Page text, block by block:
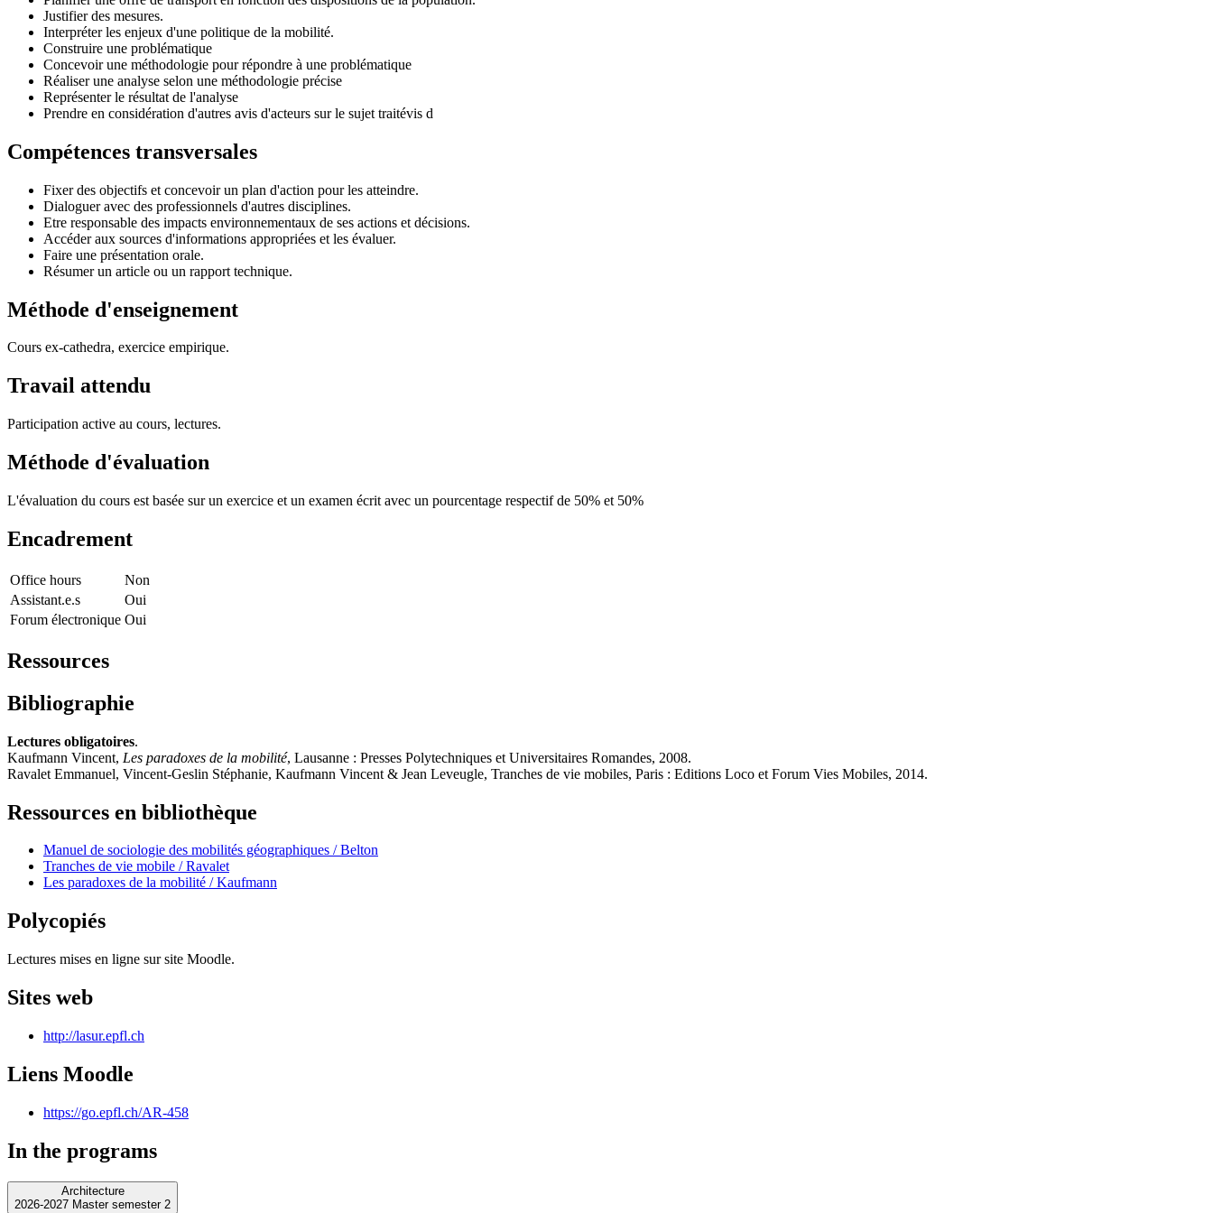
Justifier des mesures.
Interpréter les enjeux d'une politique de la mobilité.
Construire une problématique
Concevoir une méthodologie pour répondre à une problématique
Réaliser une analyse selon une méthodologie précise
Représenter le résultat de l'analyse
Prendre en considération d'autres avis d'acteurs sur le sujet traitévis d
Compétences transversales
Fixer des objectifs et concevoir un plan d'action pour les atteindre.
Dialoguer avec des professionnels d'autres disciplines.
Etre responsable des impacts environnementaux de ses actions et décisions.
Accéder aux sources d'informations appropriées et les évaluer.
Faire une présentation orale.
Résumer un article ou un rapport technique.
Méthode d'enseignement
Cours ex-cathedra, exercice empirique.
Travail attendu
Participation active au cours, lectures.
Méthode d'évaluation
L'évaluation du cours est basée sur un exercice et un examen écrit avec un pourcentage respectif de 50% et 50%
Encadrement
Office hours
Non
Assistant.e.s
Oui
Forum électronique Oui
Ressources
Bibliographie
Lectures obligatoires.
Kaufmann Vincent, Les paradoxes de la mobilité, Lausanne : Presses Polytechniques et Universitaires Romandes, 2008.
Ravalet Emmanuel, Vincent-Geslin Stéphanie, Kaufmann Vincent & Jean Leveugle, Tranches de vie mobiles, Paris : Editions Loco et Forum Vies Mobiles, 2014.
Ressources en bibliothèque
Manuel de sociologie des mobilités géographiques / Belton
Tranches de vie mobile / Ravalet
Les paradoxes de la mobilité / Kaufmann
Polycopiés
Lectures mises en ligne sur site Moodle.
Sites web
http://lasur.epfl.ch
Liens Moodle
https://go.epfl.ch/AR-458
In the programs
Architecture
2026-2027 Master semester 2